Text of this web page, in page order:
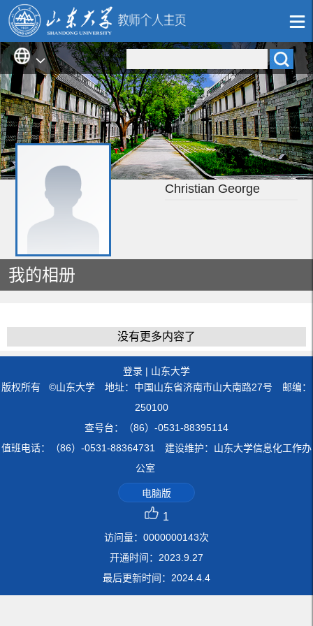
Christian George
我的相册
没有更多内容了
登录 | 山东大学
版权所有 ©山东大学 地址：中国山东省济南市山大南路27号 邮编：
250100
查号台：（86）-0531-88395114
值班电话：（86）-0531-88364731 建设维护：山东大学信息化工作办
公室
电脑版
1
访问量： 0000000143次
开通时间： 2023.9.27
最后更新时间： 2024.4.4